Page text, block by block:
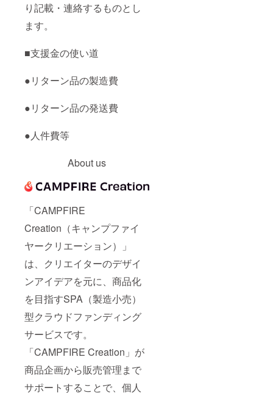
り記載・連絡するものとし
ます。
■支援金の使い道
●リターン品の製造費
●リターン品の発送費
●人件費等
About us
「CAMPFIRE
Creation（キャンプファイ
ヤークリエーション）」
は、クリエイターのデザイ
ンアイデアを元に、商品化
を目指すSPA（製造小売）
型クラウドファンディング
サービスです。
「CAMPFIRE Creation」が
商品企画から販売管理まで
サポートすることで、個人